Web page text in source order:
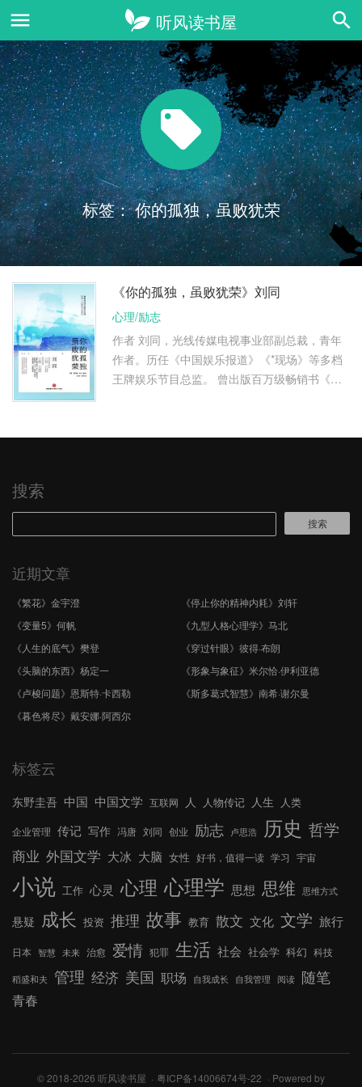
标签：你的孤独，虽败犹荣
《你的孤独，虽败犹荣》刘同
心理/励志
作者 刘同，光线传媒电视事业部副总裁，青年
作者。历任《中国娱乐报道》《*现场》等多档
王牌娱乐节目总监。 曾出版百万级畅销书《谁
搜索
搜索
近期文章
《繁花》金宇澄
《停止你的精神内耗》刘轩
《变量5》何帆
《九型人格心理学》马北
《人生的底气》樊登
《穿过针眼》彼得·布朗
《头脑的东西》杨定一
《形象与象征》米尔恰·伊利亚德
《卢梭问题》恩斯特·卡西勒
《斯多葛式智慧》南希·谢尔曼
《暮色将尽》戴安娜·阿西尔
标签云
东野圭吾 中国 中国文学 互联网 人 人物传记 人生 人类
企业管理 传记 写作 冯唐 刘同 创业 励志 卢思浩 历史 哲学
商业 外国文学 大冰 大脑 女性 好书，值得一读 学习 宇宙
小说 工作 心灵 心理 心理学 思想 思维 思维方式
悬疑 成长 投资 推理 故事 教育 散文 文化 文学 旅行
日本 智慧 未来 治愈 爱情 犯罪 生活 社会 社会学 科幻 科技
稻盛和夫 管理 经济 美国 职场 自我成长 自我管理 阅读 随笔
青春
© 2018-2026 听风读书屋 粤ICP备14006674号-22
Powered by